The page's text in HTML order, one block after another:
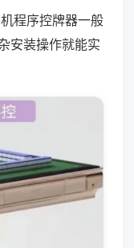
程序控牌器一般
安装操作就能实